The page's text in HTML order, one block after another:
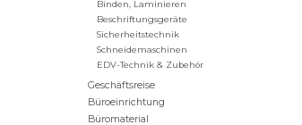
Binden, Laminieren
Beschriftungsgeräte
Sicherheitstechnik
Schneidemaschinen
EDV-Technik & Zubehör
Geschäftsreise
Büroeinrichtung
Büromaterial